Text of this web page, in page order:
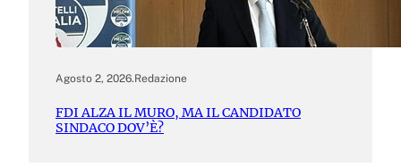
Agosto 2, 2026.Redazione
FDI ALZA IL MURO, MA IL CANDIDATO
SINDACO DOV’È?